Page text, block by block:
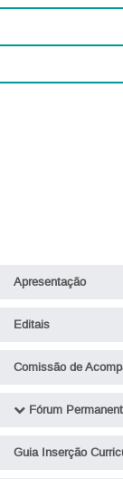
Apresentação
Editais
Comissão de
Fórum
Sobre o Fórum
Guia Inserção